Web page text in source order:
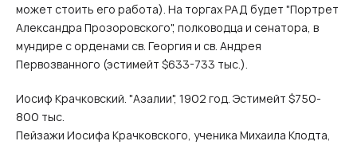
может стоить его работа). На торгах РАД будет "Портрет
Александра Прозоровского", полководца и сенатора, в
мундире с орденами св. Георгия и св. Андрея
Первозванного (эстимейт $633-733 тыс.).
Иосиф Крачковский. "Азалии", 1902 год. Эстимейт $750-
800 тыс.
Пейзажи Иосифа Крачковского, ученика Михаила Клодта,